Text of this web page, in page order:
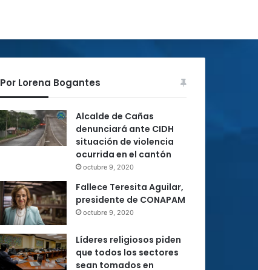
Por Lorena Bogantes
Alcalde de Cañas
denunciará ante CIDH
situación de violencia
ocurrida en el cantón
octubre 9, 2020
Fallece Teresita Aguilar,
presidente de CONAPAM
octubre 9, 2020
Líderes religiosos piden
que todos los sectores
sean tomados en